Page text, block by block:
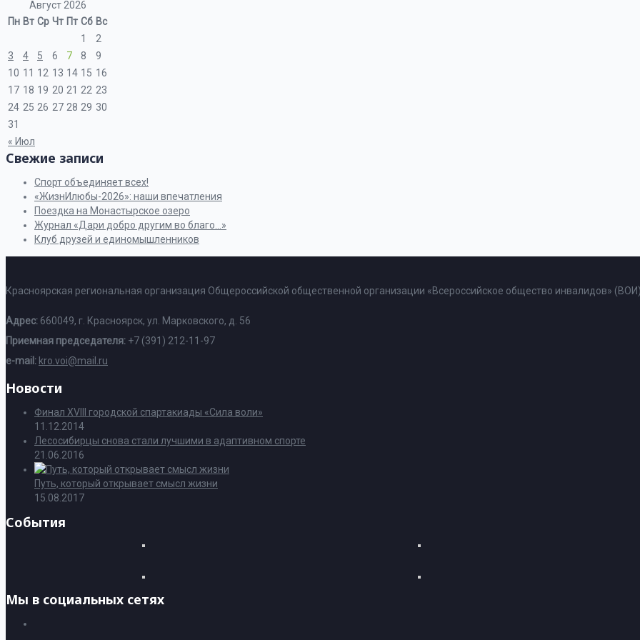
Август 2026
Пн Вт Ср Чт Пт Сб Вс
« Июл
1
2
3
4 5 6 7 8
9
10 11 12 13 14 15 16
17 18 19 20 21 22 23
24 25 26 27 28 29 30
31
Свежие записи
Спорт объединяет всех!
«ЖизнИлюбы-2026»: наши впечатления
Поездка на Монастырское озеро
Журнал «Дари добро другим во благо…»
Клуб друзей и единомышленников
Красноярская региональная организация Общероссийской общественной организации «Всероссийское общество инвалидов»
Адрес: 660049, г. Красноярск, ул. Марковского, д. 56
Приемная председателя: +7 (391) 212-11-97
e-mail: kro.voi@mail.ru
Новости
Финал XVIII городской спартакиады «Сила воли»
11.12.2014
Лесосибирцы снова стали лучшими в адаптивном спорте
21.06.2016
Путь, который открывает смысл жизни
15.08.2017
События
Мы в социальных сетях